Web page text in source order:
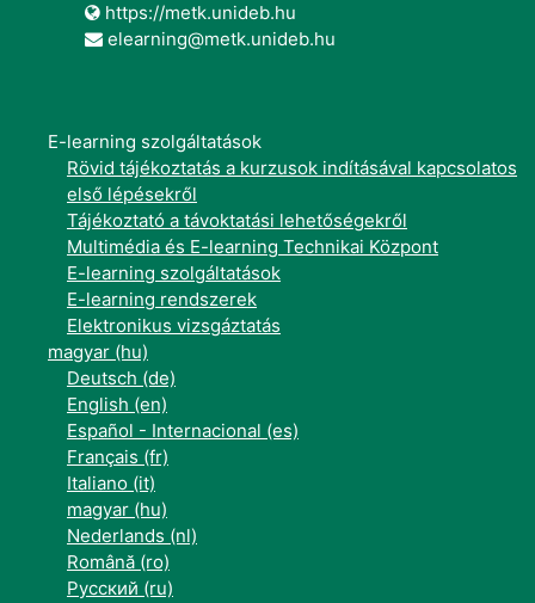
https://metk.unideb.hu
elearning@metk.unideb.hu
E-learning szolgáltatások
Rövid tájékoztatás a kurzusok indításával kapcsolatos
első lépésekről
Tájékoztató a távoktatási lehetőségekről
Multimédia és E-learning Technikai Központ
E-learning szolgáltatások
E-learning rendszerek
Elektronikus vizsgáztatás
magyar ‎(hu)‎
Deutsch ‎(de)‎
English ‎(en)‎
Español - Internacional ‎(es)‎
Français ‎(fr)‎
Italiano ‎(it)‎
magyar ‎(hu)‎
Nederlands ‎(nl)‎
Română ‎(ro)‎
Русский ‎(ru)‎